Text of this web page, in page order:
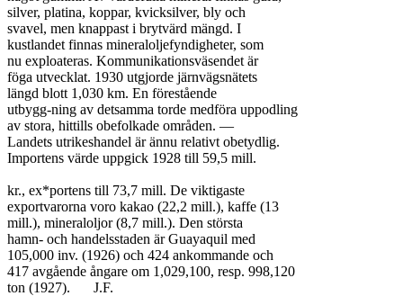
silver, platina, koppar, kvicksilver, bly och
svavel, men knappast i brytvärd mängd. I
kustlandet finnas mineraloljefyndigheter, som
nu exploateras. Kommunikationsväsendet är
föga utvecklat. 1930 utgjorde järnvägsnätets
längd blott 1,030 km. En förestående
utbygg-ning av detsamma torde medföra uppodling
av stora, hittills obefolkade områden. —
Landets utrikeshandel är ännu relativt obetydlig.
Importens värde uppgick 1928 till 59,5 mill.
kr., ex*portens till 73,7 mill. De viktigaste
exportvarorna voro kakao (22,2 mill.), kaffe (13
mill.), mineraloljor (8,7 mill.). Den största
hamn- och handelsstaden är Guayaquil med
105,000 inv. (1926) och 424 ankommande och
417 avgående ångare om 1,029,100, resp. 998,120
ton (1927).	J.F.